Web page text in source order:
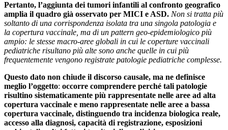
Pertanto, l’aggiunta dei tumori infantili al confronto geografico
amplia il quadro già osservato per MICI e ASD. Non si tratta più
soltanto di una corrispondenza isolata tra una singola patologia e
la copertura vaccinale, ma di un pattern geo-epidemiologico più
ampio: le stesse macro-aree globali in cui le coperture vaccinali
pediatriche risultano più alte sono anche quelle in cui più
frequentemente vengono registrate patologie pediatriche complesse.
Questo dato non chiude il discorso causale, ma ne definisce
meglio l’oggetto: occorre comprendere perché tali patologie
risultino sistematicamente più rappresentate nelle aree ad alta
copertura vaccinale e meno rappresentate nelle aree a bassa
copertura vaccinale, distinguendo tra incidenza biologica reale,
accesso alla diagnosi, capacità di registrazione, esposizioni